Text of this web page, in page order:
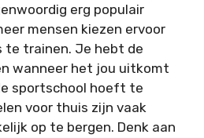
erg populair
mensen kiezen ervoor
te trainen. Je hebt de
wanneer het jou uitkomt
sportschool hoeft te
voor thuis zijn vaak
op te bergen. Denk aan